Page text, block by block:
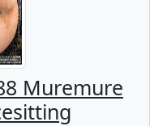
Muremure